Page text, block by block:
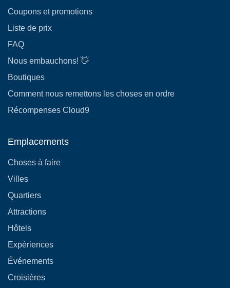
Coupons et promotions
Liste de prix
FAQ
Nous embauchons! 👋
Boutiques
Comment nous remettons les choses en ordre
Récompenses Cloud9
Emplacements
Choses à faire
Villes
Quartiers
Attractions
Hôtels
Expériences
Événements
Croisières